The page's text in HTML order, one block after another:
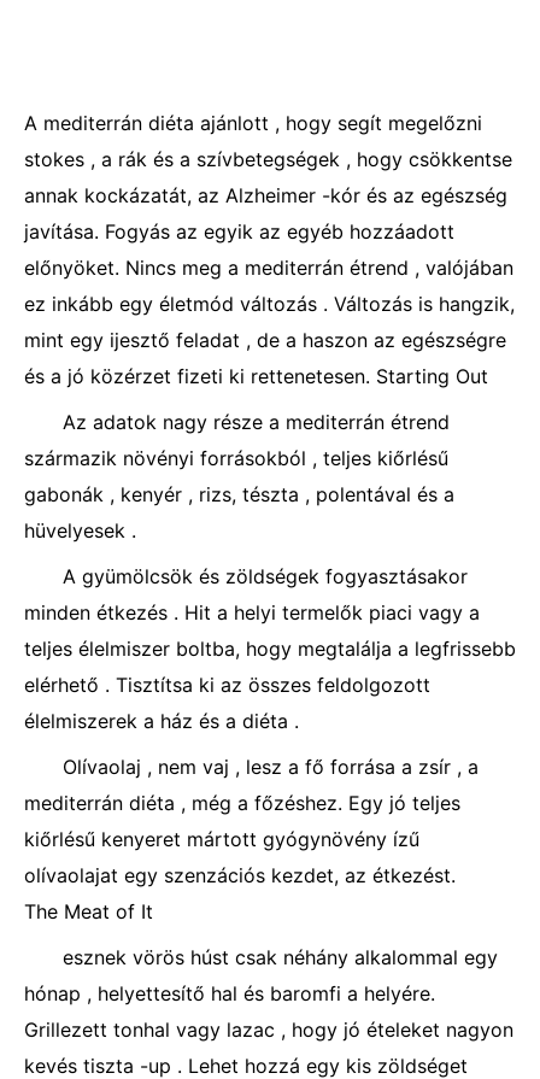
A mediterrán diéta ajánlott , hogy segít megelőzni
stokes , a rák és a szívbetegségek , hogy csökkentse
annak kockázatát, az Alzheimer -kór és az egészség
javítása. Fogyás az egyik az egyéb hozzáadott
előnyöket. Nincs meg a mediterrán étrend , valójában
ez inkább egy életmód változás . Változás is hangzik,
mint egy ijesztő feladat , de a haszon az egészségre
és a jó közérzet fizeti ki rettenetesen. Starting Out ​​
Az adatok nagy része a mediterrán étrend
származik növényi forrásokból , teljes kiőrlésű
gabonák , kenyér , rizs, tészta , polentával és a
hüvelyesek .
A gyümölcsök és zöldségek fogyasztásakor
minden étkezés . Hit a helyi termelők piaci vagy a
teljes élelmiszer boltba, hogy megtalálja a legfrissebb
elérhető . Tisztítsa ki az összes feldolgozott
élelmiszerek a ház és a diéta .
Olívaolaj , nem vaj , lesz a fő forrása a zsír , a
mediterrán diéta , még a főzéshez. Egy jó teljes
kiőrlésű kenyeret mártott gyógynövény ízű
olívaolajat egy szenzációs kezdet, az étkezést.
The Meat of It
esznek vörös húst csak néhány alkalommal egy
hónap , helyettesítő hal és baromfi a helyére.
Grillezett tonhal vagy lazac , hogy jó ételeket nagyon
kevés tiszta -up . Lehet hozzá egy kis zöldséget